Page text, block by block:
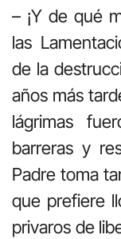
– ¡Y de qué
las
de la
años más
lágrimas
barreras y
Padre toma
que prefiere
privaros de